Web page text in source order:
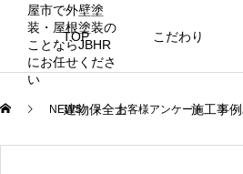
TOP こだわり
建物保全士 施工事例
ニュース ブログ
NEWS お客様アンケート